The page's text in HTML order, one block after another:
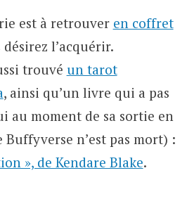
est à retrouver en coffret
désirez l’acquérir.
trouvé un tarot
, ainsi qu’un livre qui a pas
au moment de sa sortie en
Buffyverse n’est pas mort) :
», de Kendare Blake.